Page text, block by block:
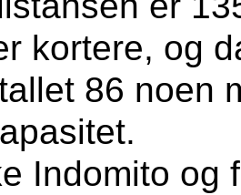
kortere, og
86 noen
Indomito og